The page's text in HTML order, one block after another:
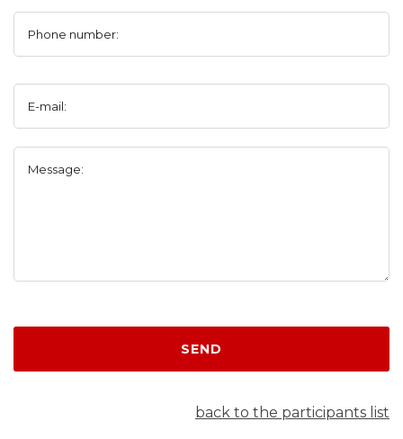
Phone number:
E-mail:
Message:
SEND
back to the participants list